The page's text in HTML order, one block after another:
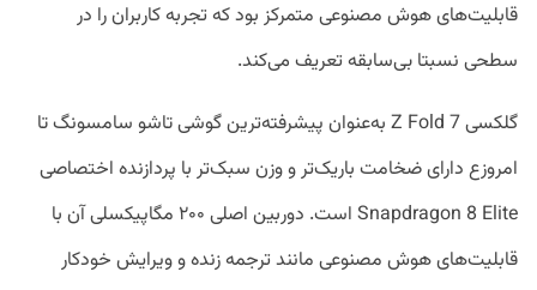
قابلیت‌های هوش مصنوعی متمرکز بود که تجربه کاربران را در
سطحی نسبتا بی‌سابقه تعریف می‌کند.
گلکسی Z Fold 7 به‌عنوان پیشرفته‌ترین گوشی تاشو سامسونگ تا
امروزع دارای ضخامت باریک‌تر و وزن سبک‌تر با پردازنده‌ اختصاصی
Snapdragon 8 Elite است. دوربین اصلی ۲۰۰ مگاپیکسلی آن با
قابلیت‌های هوش مصنوعی مانند ترجمه‌ زنده و ویرایش خودکار